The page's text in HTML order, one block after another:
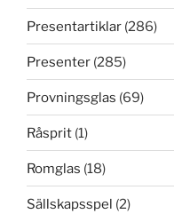
Presentartiklar (286)
Presenter (285)
Provningsglas (69)
Råsprit (1)
Romglas (18)
Sällskapsspel (2)